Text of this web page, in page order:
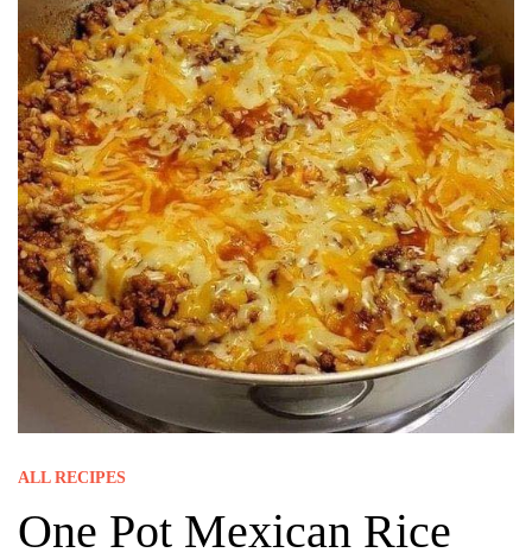
ALL RECIPES
One Pot Mexican Rice